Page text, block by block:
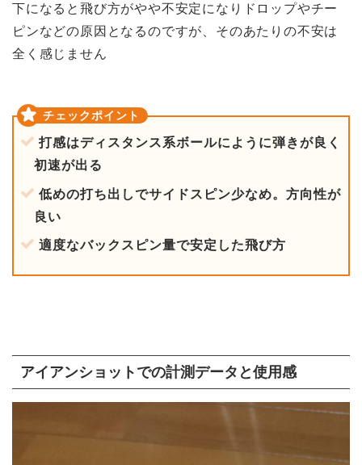
下になると飛び方がやや不安定になりドロップやチー
ピンなどの原因となるのですが、そのあたりの不安は
全く感じません
打感はディスタンス系ボールにように弾きが良く
初速が出る
低めの打ち出しでサイドスピン少なめ。方向性が
良い
適度なバックスピン量で安定した飛び方
アイアンショットでの計測データと使用感